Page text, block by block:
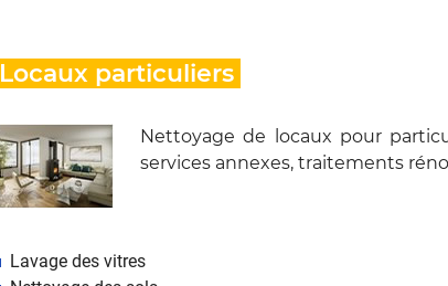
Locaux particuliers
Nettoyage de locaux pour
services annexes, traitements
Lavage des vitres